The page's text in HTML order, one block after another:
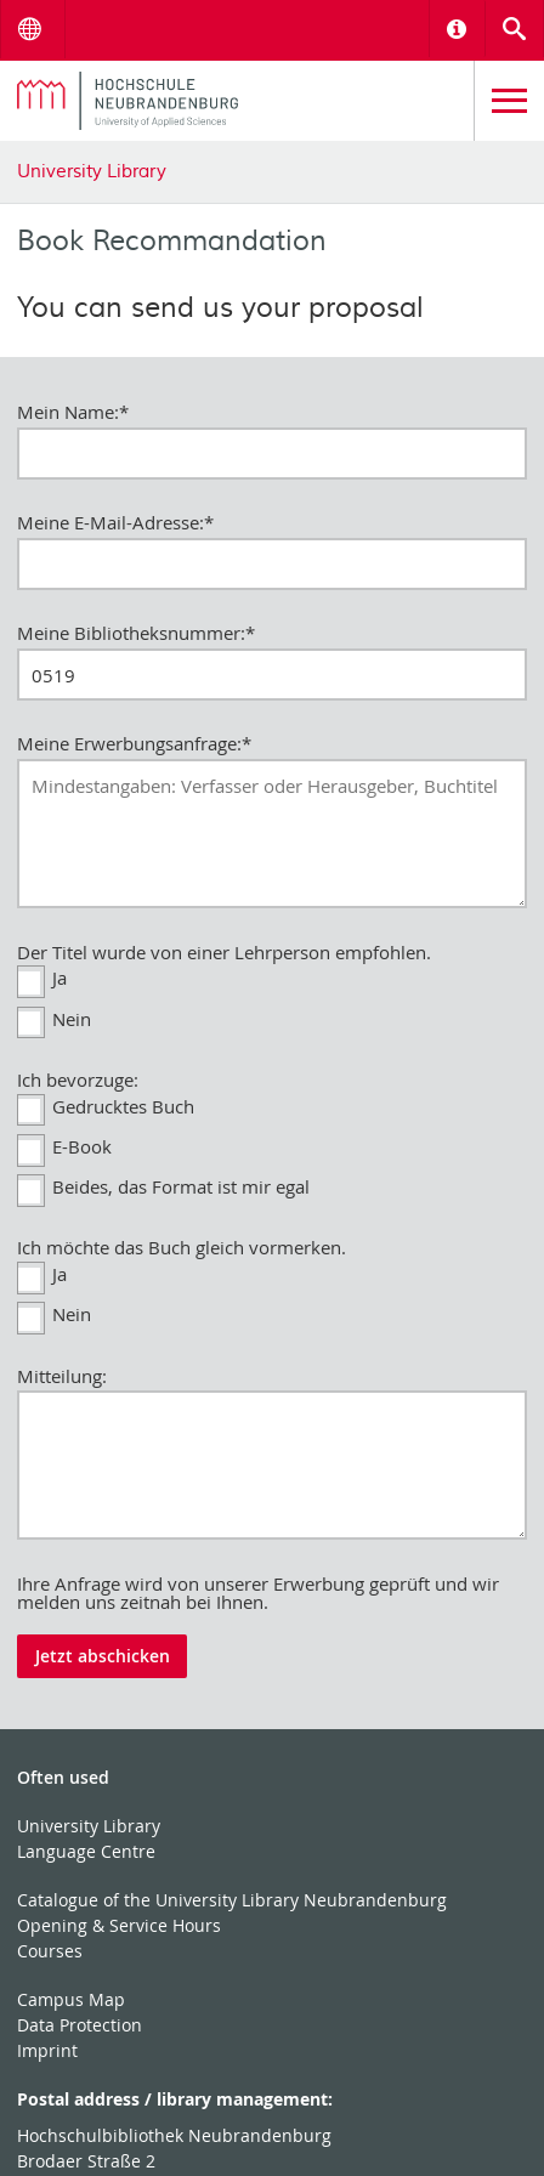
University Library
Book Recommandation
You can send us your proposal
Mein Name:*
Meine E-Mail-Adresse:*
Meine Bibliotheksnummer:*
Meine Erwerbungsanfrage:*
Der Titel wurde von einer Lehrperson empfohlen.
Ja
Nein
Ich bevorzuge:
Gedrucktes Buch
E-Book
Beides, das Format ist mir egal
Ich möchte das Buch gleich vormerken.
Ja
Nein
Mitteilung:
Ihre Anfrage wird von unserer Erwerbung geprüft und wir
melden uns zeitnah bei Ihnen.
Jetzt abschicken
Often used
University Library
Language Centre
Catalogue of the University Library Neubrandenburg
Opening & Service Hours
Courses
Campus Map
Data Protection
Imprint
Postal address / library management:
Hochschulbibliothek Neubrandenburg
Brodaer Straße 2